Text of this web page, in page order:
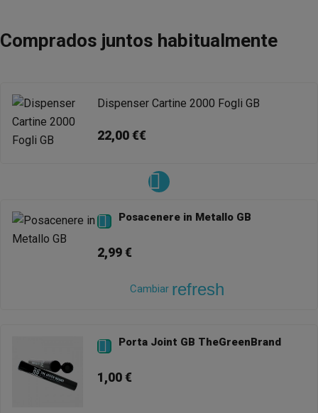
Comprados juntos habitualmente
Dispenser Cartine 2000 Fogli GB
22,00 €€
 Posacenere in Metallo GB
2,99 €
Cambiar refresh
 Porta Joint GB TheGreenBrand
1,00 €